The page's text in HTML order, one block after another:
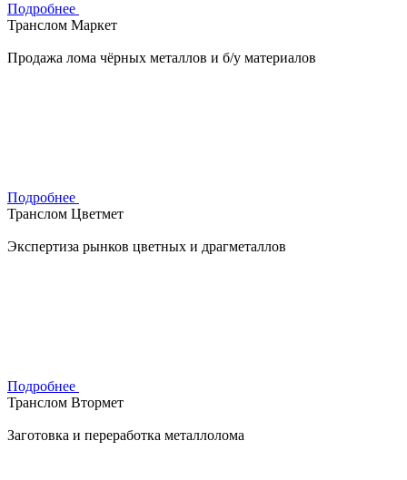
Подробнее
Транслом Маркет
Продажа лома чёрных металлов и б/у материалов
Подробнее
Транслом Цветмет
Экспертиза рынков цветных и драгметаллов
Подробнее
Транслом Втормет
Заготовка и переработка металлолома